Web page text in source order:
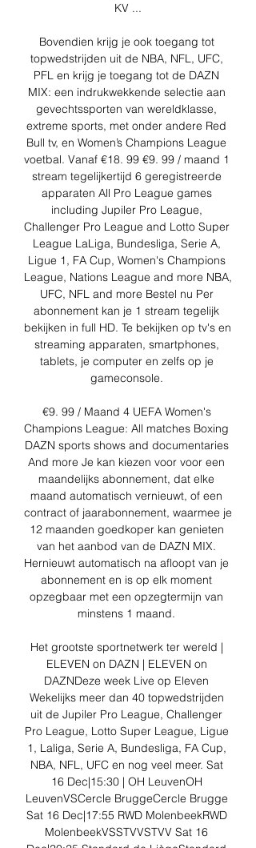
KV ...
Bovendien krijg je ook toegang tot
topwedstrijden uit de NBA, NFL, UFC,
PFL en krijg je toegang tot de DAZN
MIX: een indrukwekkende selectie aan
gevechtssporten van wereldklasse,
extreme sports, met onder andere Red
Bull tv, en Women’s Champions League
voetbal. Vanaf €18. 99 €9. 99 / maand 1
stream tegelijkertijd 6 geregistreerde
apparaten All Pro League games
including Jupiler Pro League,
Challenger Pro League and Lotto Super
League LaLiga, Bundesliga, Serie A,
Ligue 1, FA Cup, Women's Champions
League, Nations League and more NBA,
UFC, NFL and more Bestel nu Per
abonnement kan je 1 stream tegelijk
bekijken in full HD. Te bekijken op tv's en
streaming apparaten, smartphones,
tablets, je computer en zelfs op je
gameconsole.
€9. 99 / Maand 4 UEFA Women's
Champions League: All matches Boxing
DAZN sports shows and documentaries
And more Je kan kiezen voor voor een
maandelijks abonnement, dat elke
maand automatisch vernieuwt, of een
contract of jaarabonnement, waarmee je
12 maanden goedkoper kan genieten
van het aanbod van de DAZN MIX.
Hernieuwt automatisch na afloopt van je
abonnement en is op elk moment
opzegbaar met een opzegtermijn van
minstens 1 maand.
Het grootste sportnetwerk ter wereld |
ELEVEN on DAZN | ELEVEN on
DAZNDeze week Live op Eleven
Wekelijks meer dan 40 topwedstrijden
uit de Jupiler Pro League, Challenger
Pro League, Lotto Super League, Ligue
1, Laliga, Serie A, Bundesliga, FA Cup,
NBA, NFL, UFC en nog veel meer. Sat
16 Dec|15:30 | OH LeuvenOH
LeuvenVSCercle BruggeCercle Brugge
Sat 16 Dec|17:55 RWD MolenbeekRWD
MolenbeekVSSTVVSTVV Sat 16